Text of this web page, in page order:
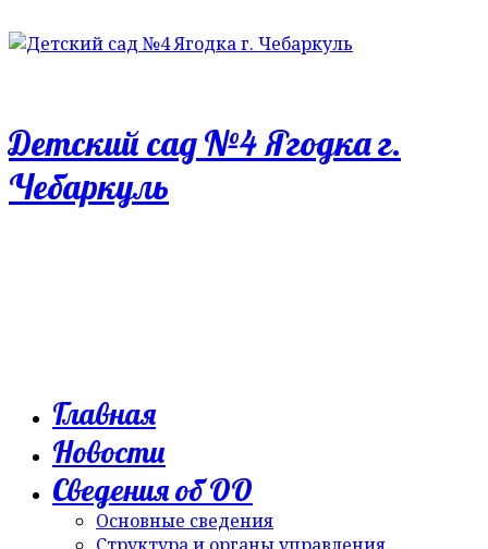
Детский сад №4 Ягодка г.
Чебаркуль
Главная
Новости
Сведения об ОО
Основные сведения